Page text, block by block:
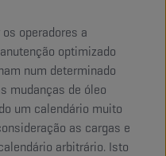
operadores a
optimizado
num determinado
mudanças de óleo
um calendário muito
as cargas e
arbitrário. Isto